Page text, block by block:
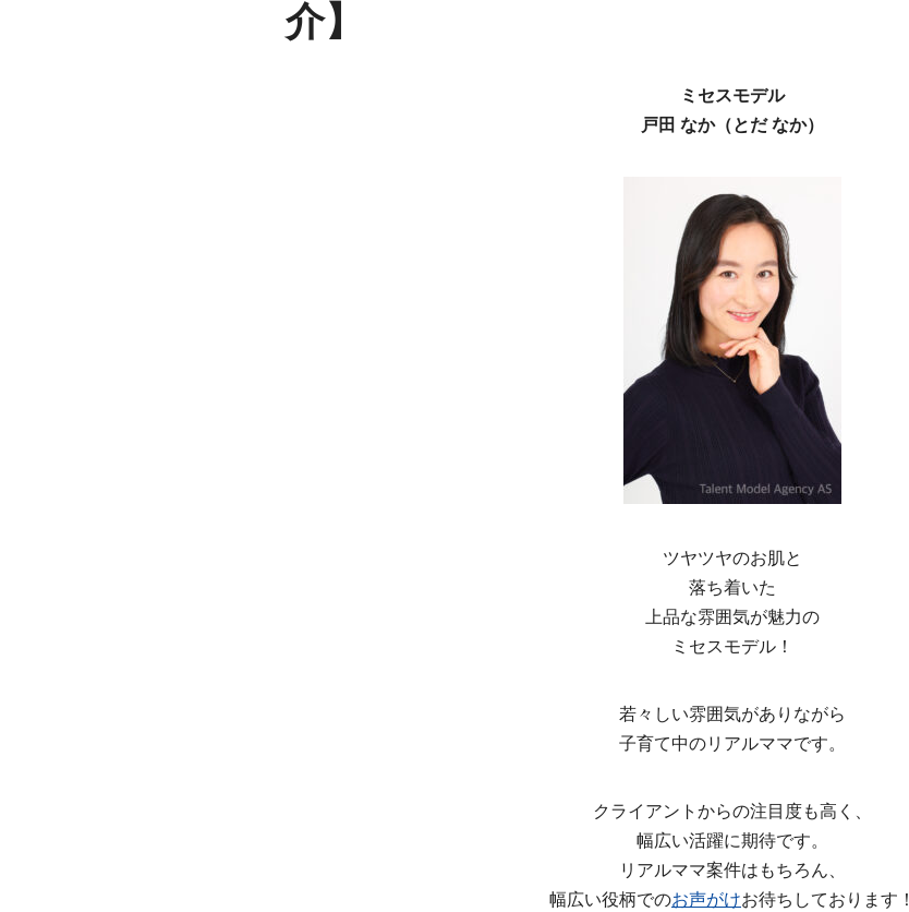
介】
ミセスモデル
戸田 なか（とだ なか）
ツヤツヤのお肌と
落ち着いた
上品な雰囲気が魅力の
ミセスモデル！
若々しい雰囲気がありながら
子育て中のリアルママです。
クライアントからの注目度も高く、
幅広い活躍に期待です。
リアルママ案件はもちろん、
幅広い役柄でのお声がけお待ちしております！